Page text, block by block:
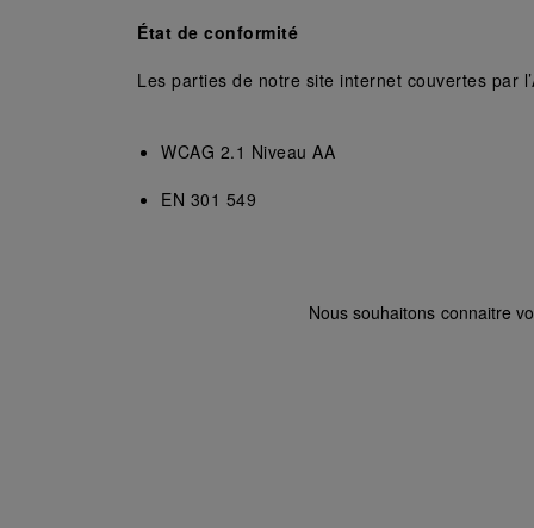
État de conformité
Les parties de notre site internet couvertes par
WCAG 2.1 Niveau AA
EN 301 549
Nous souhaitons connaitre